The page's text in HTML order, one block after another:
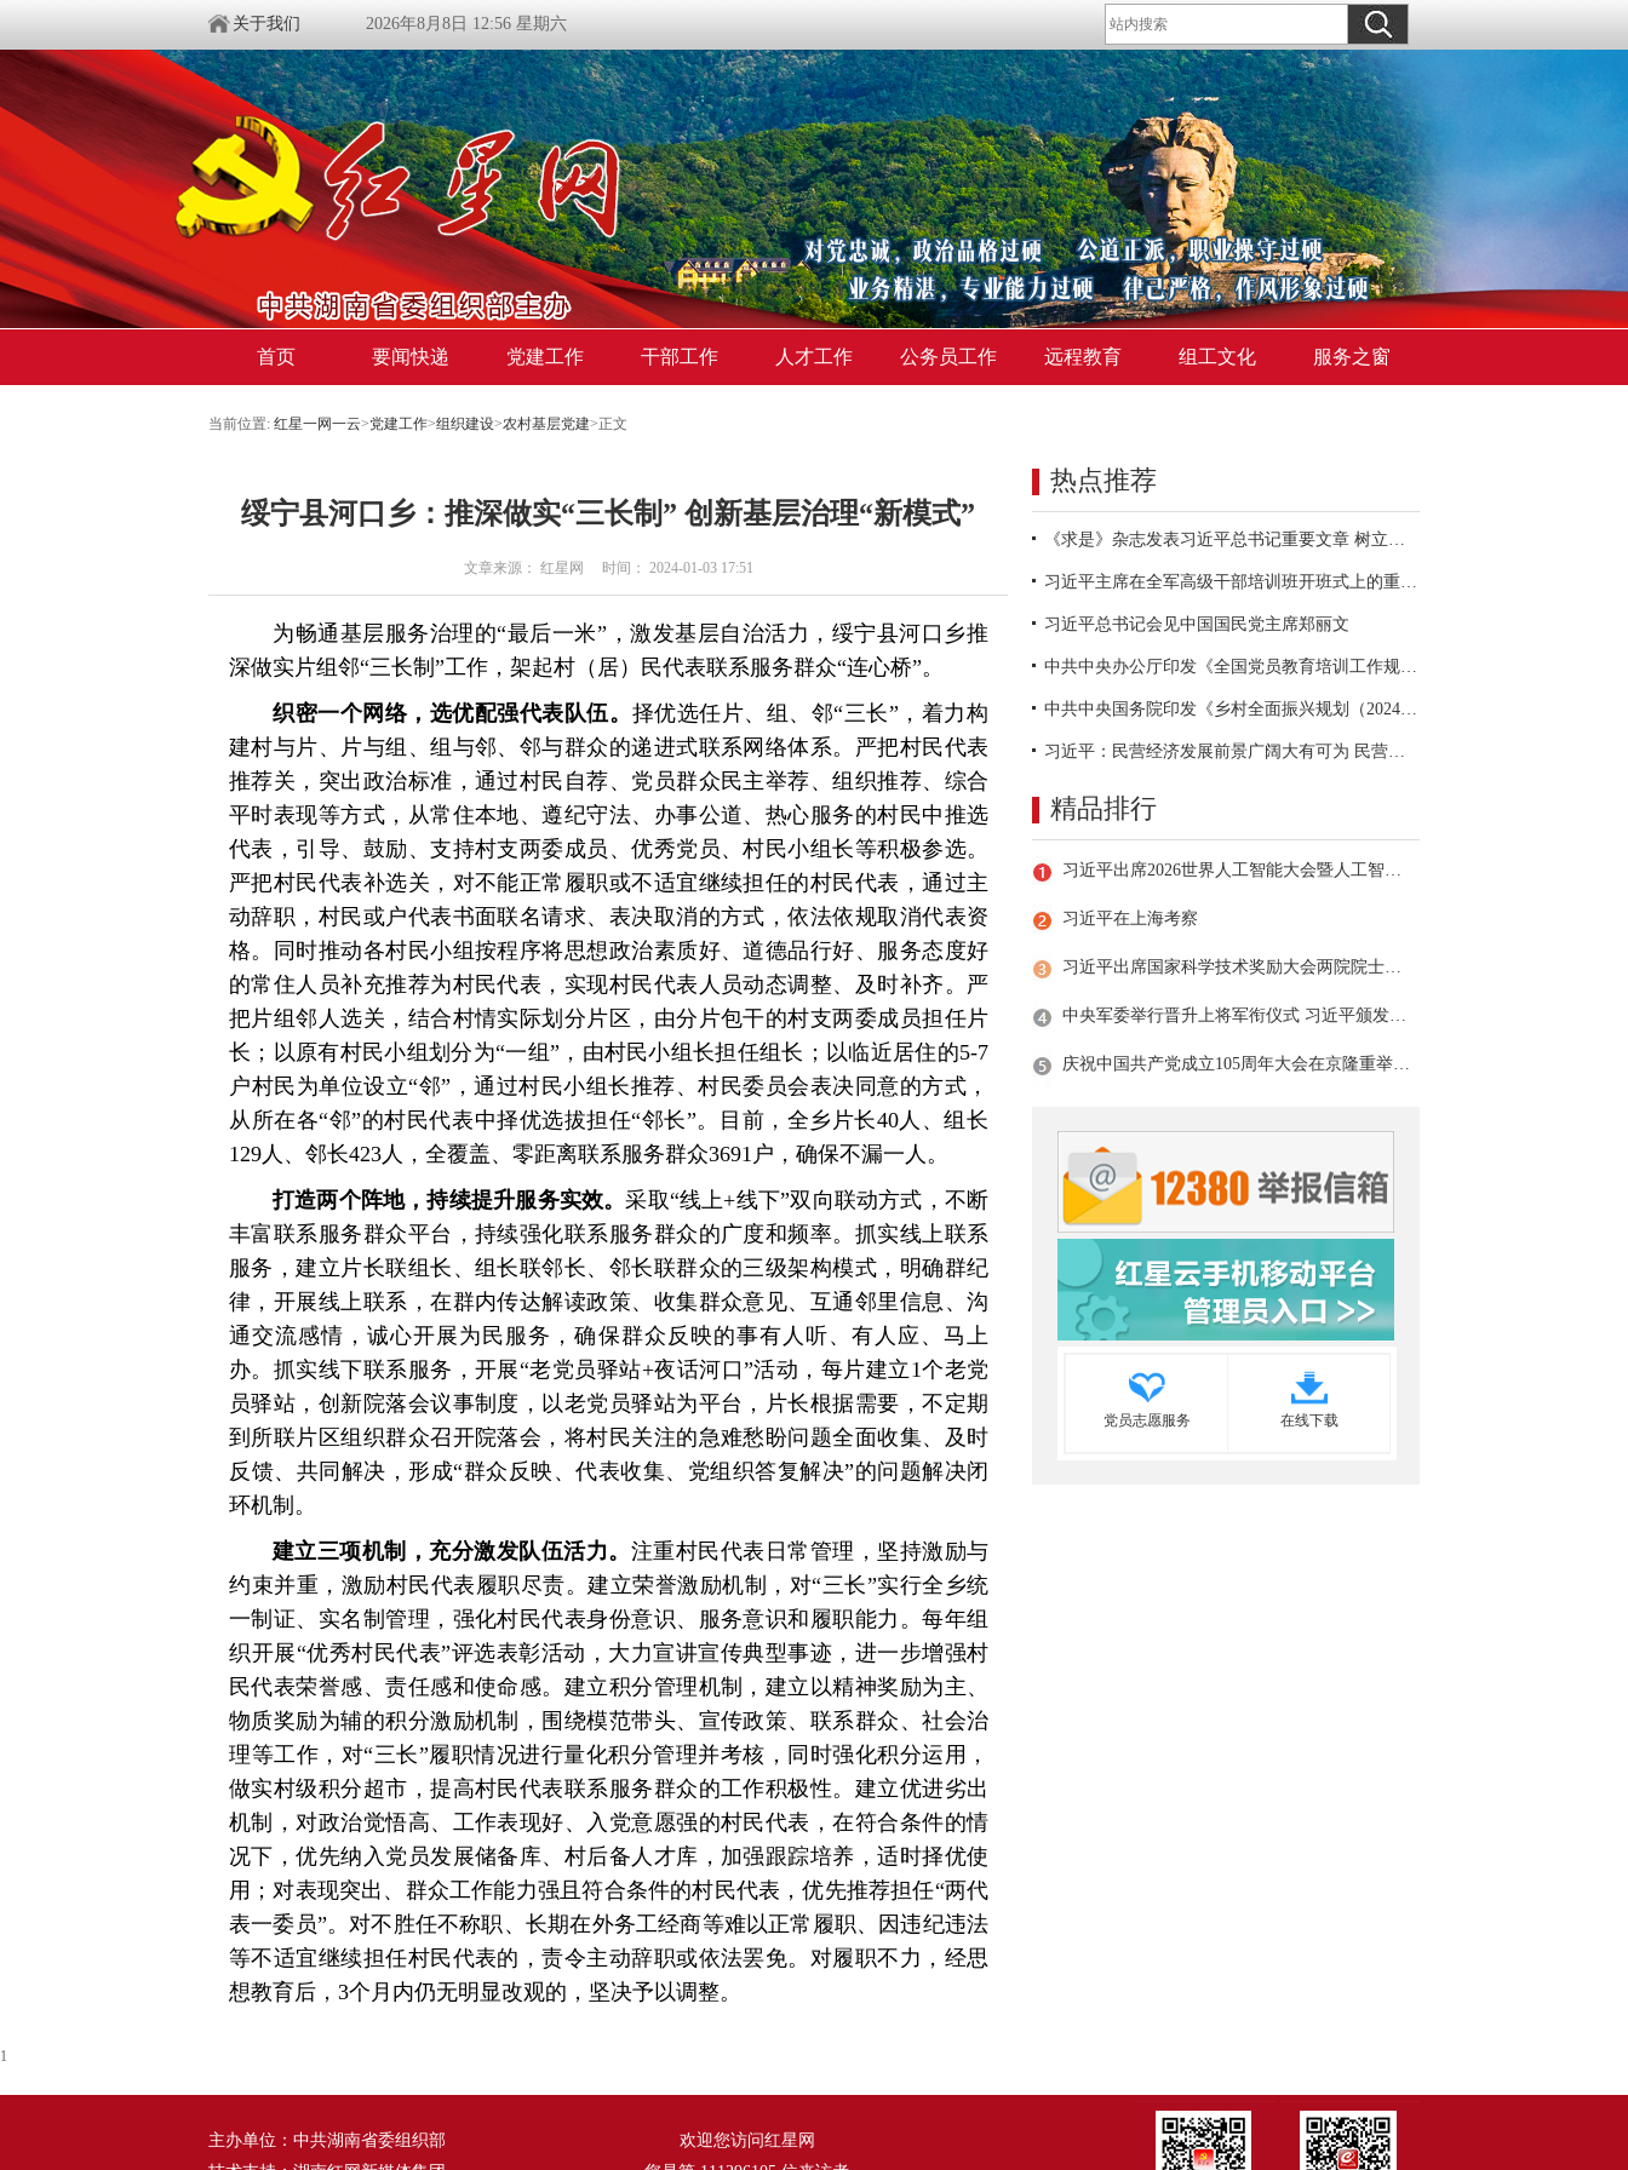
关于我们 2026年8月8日 12:56 星期六
首页 要闻快递 党建工作 干部工作 人才工作 公务员工作 远程教育 组工文化 服务之窗
当前位置: 红星一网一云>党建工作>组织建设>农村基层党建>正文
绥宁县河口乡：推深做实“三长制” 创新基层治理“新模式”
文章来源： 红星网 时间： 2024-01-03 17:51
为畅通基层服务治理的“最后一米”，激发基层自治活力，绥宁县河口乡推
深做实片组邻“三长制”工作，架起村（居）民代表联系服务群众“连心桥”。
织密一个网络，选优配强代表队伍。 择优选任片、组、邻“三长”，着力构
建村与片、片与组、组与邻、邻与群众的递进式联系网络体系。严把村民代表
推荐关，突出政治标准，通过村民自荐、党员群众民主举荐、组织推荐、综合
平时表现等方式，从常住本地、遵纪守法、办事公道、热心服务的村民中推选
代表，引导、鼓励、支持村支两委成员、优秀党员、村民小组长等积极参选。
严把村民代表补选关，对不能正常履职或不适宜继续担任的村民代表，通过主
动辞职，村民或户代表书面联名请求、表决取消的方式，依法依规取消代表资
格。同时推动各村民小组按程序将思想政治素质好、道德品行好、服务态度好
的常住人员补充推荐为村民代表，实现村民代表人员动态调整、及时补齐。严
把片组邻人选关，结合村情实际划分片区，由分片包干的村支两委成员担任片
长；以原有村民小组划分为“一组”，由村民小组长担任组长；以临近居住的5-7
户村民为单位设立“邻”，通过村民小组长推荐、村民委员会表决同意的方式，
从所在各“邻”的村民代表中择优选拔担任“邻长”。目前，全乡片长40人、组长
129人、邻长423人，全覆盖、零距离联系服务群众3691户，确保不漏一人。
打造两个阵地，持续提升服务实效。采取“线上+线下”双向联动方式，不断
丰富联系服务群众平台，持续强化联系服务群众的广度和频率。抓实线上联系
服务，建立片长联组长、组长联邻长、邻长联群众的三级架构模式，明确群纪
律，开展线上联系，在群内传达解读政策、收集群众意见、互通邻里信息、沟
通交流感情，诚心开展为民服务，确保群众反映的事有人听、有人应、马上
办。抓实线下联系服务，开展“老党员驿站+夜话河口”活动，每片建立1个老党
员驿站，创新院落会议事制度，以老党员驿站为平台，片长根据需要，不定期
到所联片区组织群众召开院落会，将村民关注的急难愁盼问题全面收集、及时
反馈、共同解决，形成“群众反映、代表收集、党组织答复解决”的问题解决闭
环机制。
建立三项机制，充分激发队伍活力。 注重村民代表日常管理，坚持激励与
约束并重，激励村民代表履职尽责。建立荣誉激励机制，对“三长”实行全乡统
一制证、实名制管理，强化村民代表身份意识、服务意识和履职能力。每年组
织开展“优秀村民代表”评选表彰活动，大力宣讲宣传典型事迹，进一步增强村
民代表荣誉感、责任感和使命感。建立积分管理机制，建立以精神奖励为主、
物质奖励为辅的积分激励机制，围绕模范带头、宣传政策、联系群众、社会治
理等工作，对“三长”履职情况进行量化积分管理并考核，同时强化积分运用，
做实村级积分超市，提高村民代表联系服务群众的工作积极性。建立优进劣出
机制，对政治觉悟高、工作表现好、入党意愿强的村民代表，在符合条件的情
况下，优先纳入党员发展储备库、村后备人才库，加强跟踪培养，适时择优使
用；对表现突出、群众工作能力强且符合条件的村民代表，优先推荐担任“两代
表一委员”。对不胜任不称职、长期在外务工经商等难以正常履职、因违纪违法
等不适宜继续担任村民代表的，责令主动辞职或依法罢免。对履职不力，经思
想教育后，3个月内仍无明显改观的，坚决予以调整。
热点推荐
《求是》杂志发表习近平总书记重要文章 树立和践行正确政绩观
习近平主席在全军高级干部培训班开班式上的重要讲话引领全军开展思想整风、深化政治整训
习近平总书记会见中国国民党主席郑丽文
中共中央办公厅印发《全国党员教育培训工作规划（2024－2028年）》
中共中央国务院印发《乡村全面振兴规划（2024—2027年）》
习近平：民营经济发展前景广阔大有可为 民营企业和民营企业家大显身手正当其时
精品排行
习近平出席2026世界人工智能大会暨人工智能全球治理高级别会议开幕式并发表主旨讲话
习近平在上海考察
习近平出席国家科学技术奖励大会两院院士大会中国科协第十一次全国代表大会并发表重要讲话
中央军委举行晋升上将军衔仪式 习近平颁发命令状并向晋衔的军官表示祝贺
庆祝中国共产党成立105周年大会在京隆重举行 习近平发表重要讲话
党员志愿服务 在线下载
1
主办单位：中共湖南省委组织部
欢迎您访问红星网